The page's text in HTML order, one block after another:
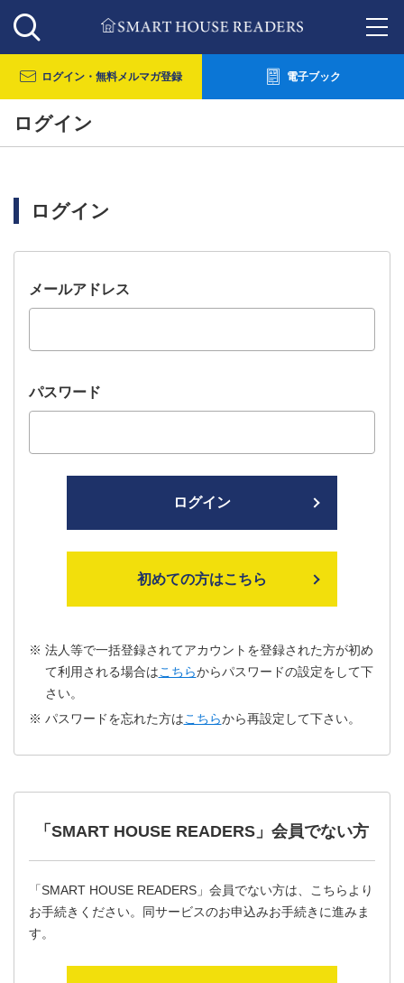
ログイン・ 無料メルマガ登録 電子ブック
ログイン
ログイン
メールアドレス
パスワード
ログイン
初めての方はこちら
法人等で一括登録されてアカウントを登録された方が初め
て利用される場合はこちらからパスワードの設定をして下
さい。
パスワードを忘れた方はこちらから再設定して下さい。
「SMART HOUSE READERS」 会員でない方
「SMART HOUSE READERS」会員でない方は、こちらより
お手続きください。同サービスのお申込みお手続きに進みま
す。